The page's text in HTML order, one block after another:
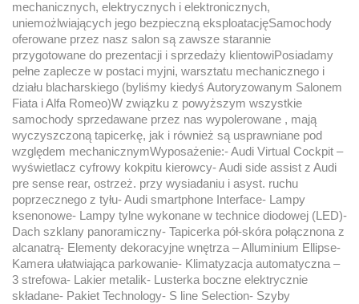
mechanicznych, elektrycznych i elektronicznych,
uniemożlwiających jego bezpieczną eksploatacjęSamochody
oferowane przez nasz salon są zawsze starannie
przygotowane do prezentacji i sprzedaży klientowiPosiadamy
pełne zaplecze w postaci myjni, warsztatu mechanicznego i
działu blacharskiego (byliśmy kiedyś Autoryzowanym Salonem
Fiata i Alfa Romeo)W związku z powyższym wszystkie
samochody sprzedawane przez nas wypolerowane , mają
wyczyszczoną tapicerkę, jak i również są usprawniane pod
względem mechanicznymWyposażenie:- Audi Virtual Cockpit –
wyświetlacz cyfrowy kokpitu kierowcy- Audi side assist z Audi
pre sense rear, ostrzeż. przy wysiadaniu i asyst. ruchu
poprzecznego z tyłu- Audi smartphone Interface- Lampy
ksenonowe- Lampy tylne wykonane w technice diodowej (LED)-
Dach szklany panoramiczny- Tapicerka pół-skóra połącznona z
alcanatrą- Elementy dekoracyjne wnętrza – Alluminium Ellipse-
Kamera ułatwiająca parkowanie- Klimatyzacja automatyczna –
3 strefowa- Lakier metalik- Lusterka boczne elektrycznie
składane- Pakiet Technology- S line Selection- Szyby